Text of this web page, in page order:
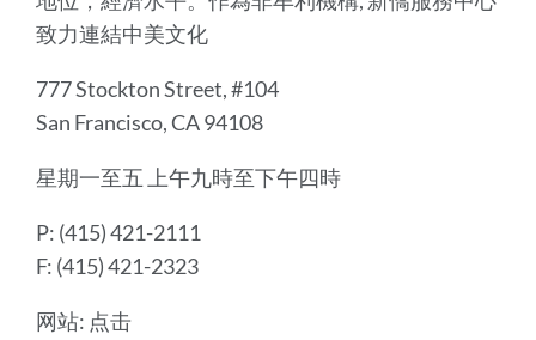
致力連結中美文化
777 Stockton Street, #104
San Francisco, CA 94108
星期一至五 上午九時至下午四時
P: (415) 421-2111
F: (415) 421-2323
网站: 点击